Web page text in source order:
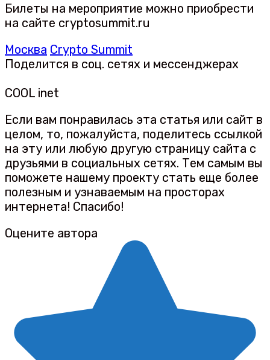
Билеты на мероприятие можно приобрести
на сайте cryptosummit.ru
Москва Crypto Summit
Поделится в соц. сетях и мессенджерах
COOL inet
Если вам понравилась эта статья или сайт в
целом, то, пожалуйста, поделитесь ссылкой
на эту или любую другую страницу сайта с
друзьями в социальных сетях. Тем самым вы
поможете нашему проекту стать еще более
полезным и узнаваемым на просторах
интернета! Спасибо!
Оцените автора